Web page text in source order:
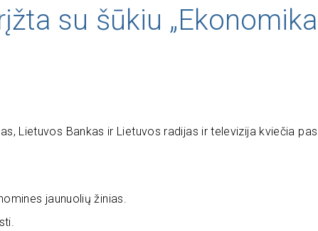
su šūkiu
Lietuvos Bankas ir Lietuvos radijas ir televizija kviečia
jaunuolių žinias.